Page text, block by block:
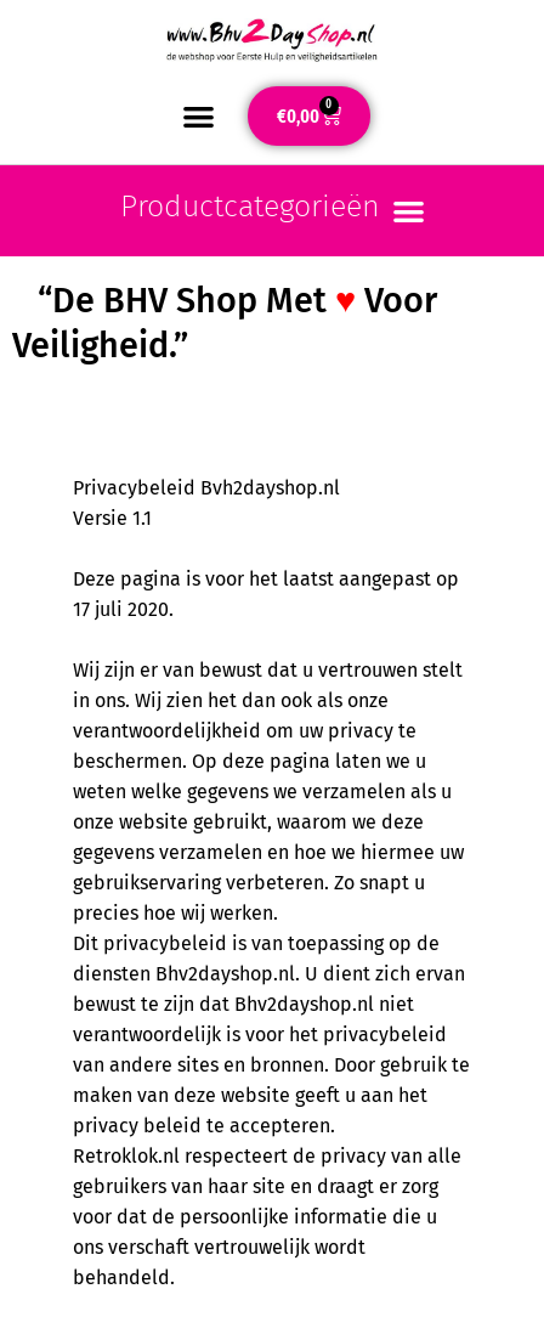
€0,00 0
“De BHV Shop Met ♥ Voor
Veiligheid.”
Privacybeleid Bvh2dayshop.nl
Versie 1.1
Deze pagina is voor het laatst aangepast op
17 juli 2020.
Wij zijn er van bewust dat u vertrouwen stelt
in ons. Wij zien het dan ook als onze
verantwoordelijkheid om uw privacy te
beschermen. Op deze pagina laten we u
weten welke gegevens we verzamelen als u
onze website gebruikt, waarom we deze
gegevens verzamelen en hoe we hiermee uw
gebruikservaring verbeteren. Zo snapt u
precies hoe wij werken.
Dit privacybeleid is van toepassing op de
diensten Bhv2dayshop.nl. U dient zich ervan
bewust te zijn dat Bhv2dayshop.nl niet
verantwoordelijk is voor het privacybeleid
van andere sites en bronnen. Door gebruik te
maken van deze website geeft u aan het
privacy beleid te accepteren.
Retroklok.nl respecteert de privacy van alle
gebruikers van haar site en draagt er zorg
voor dat de persoonlijke informatie die u
ons verschaft vertrouwelijk wordt
behandeld.